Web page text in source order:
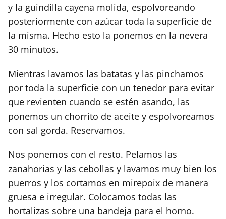
y la guindilla cayena molida, espolvoreando
posteriormente con azúcar toda la superficie de
la misma. Hecho esto la ponemos en la nevera
30 minutos.
Mientras lavamos las batatas y las pinchamos
por toda la superficie con un tenedor para evitar
que revienten cuando se estén asando, las
ponemos un chorrito de aceite y espolvoreamos
con sal gorda. Reservamos.
Nos ponemos con el resto. Pelamos las
zanahorias y las cebollas y lavamos muy bien los
puerros y los cortamos en mirepoix de manera
gruesa e irregular. Colocamos todas las
hortalizas sobre una bandeja para el horno.